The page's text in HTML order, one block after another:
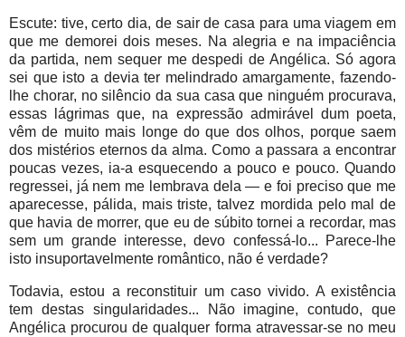
Escute: tive, certo dia, de sair de casa para uma viagem em
que me demorei dois meses. Na alegria e na impaciência
da partida, nem sequer me despedi de Angélica. Só agora
sei que isto a devia ter melindrado amargamente, fazendo-
lhe chorar, no silêncio da sua casa que ninguém procurava,
essas lágrimas que, na expressão admirável dum poeta,
vêm de muito mais longe do que dos olhos, porque saem
dos mistérios eternos da alma. Como a passara a encontrar
poucas vezes, ia-a esquecendo a pouco e pouco. Quando
regressei, já nem me lembrava dela — e foi preciso que me
aparecesse, pálida, mais triste, talvez mordida pelo mal de
que havia de morrer, que eu de súbito tornei a recordar, mas
sem um grande interesse, devo confessá-lo... Parece-lhe
isto insuportavelmente romântico, não é verdade?
Todavia, estou a reconstituir um caso vivido. A existência
tem destas singularidades... Não imagine, contudo, que
Angélica procurou de qualquer forma atravessar-se no meu